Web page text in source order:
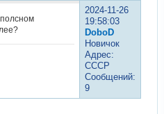
2024-11-26
19:58:03
DoboD
Новичок
Адрес:
СССР
Сообщений:
9